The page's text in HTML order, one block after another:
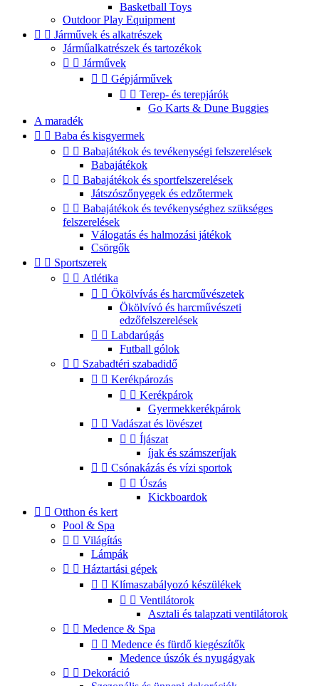
Basketball Toys
Outdoor Play Equipment
  Járművek és alkatrészek
Járműalkatrészek és tartozékok
  Járművek
  Gépjárművek
  Terep- és terepjárók
Go Karts & Dune Buggies
A maradék
  Baba és kisgyermek
  Babajátékok és tevékenységi felszerelések
Babajátékok
  Babajátékok és sportfelszerelések
Játszószőnyegek és edzőtermek
  Babajátékok és tevékenységhez szükséges
felszerelések
Válogatás és halmozási játékok
Csörgők
  Sportszerek
  Atlétika
  Ökölvívás és harcművészetek
Ökölvívó és harcművészeti
edzőfelszerelések
  Labdarúgás
Futball gólok
  Szabadtéri szabadidő
  Kerékpározás
  Kerékpárok
Gyermekkerékpárok
  Vadászat és lövészet
  Íjászat
íjak és számszeríjak
  Csónakázás és vízi sportok
  Úszás
Kickboardok
  Otthon és kert
Pool & Spa
  Világítás
Lámpák
  Háztartási gépek
  Klímaszabályozó készülékek
  Ventilátorok
Asztali és talapzati ventilátorok
  Medence & Spa
  Medence és fürdő kiegészítők
Medence úszók és nyugágyak
  Dekoráció